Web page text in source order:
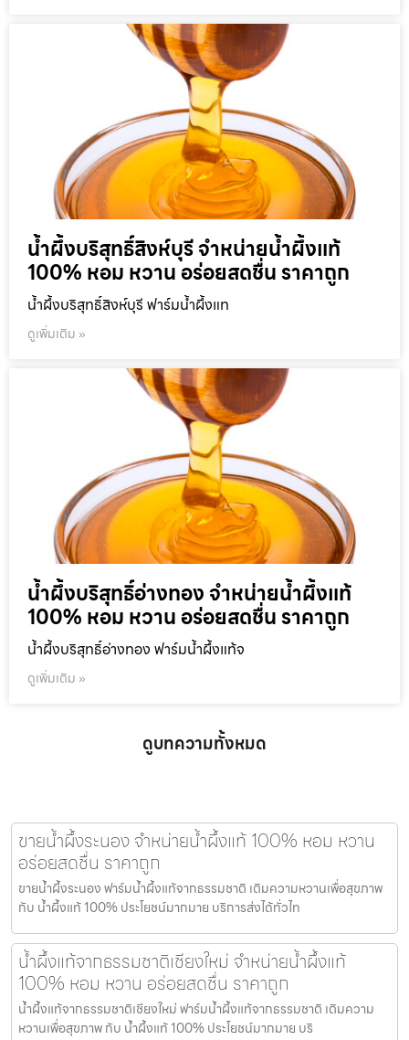
น้ำผึ้งบริสุทธิ์สิงห์บุรี จำหน่ายน้ำผึ้งแท้
100% หอม หวาน อร่อยสดชื่น ราคาถูก
น้ำผึ้งบริสุทธิ์สิงห์บุรี ฟาร์มน้ำผึ้งแท
ดูเพิ่มเติม »
น้ำผึ้งบริสุทธิ์อ่างทอง จำหน่ายน้ำผึ้งแท้
100% หอม หวาน อร่อยสดชื่น ราคาถูก
น้ำผึ้งบริสุทธิ์อ่างทอง ฟาร์มน้ำผึ้งแท้จ
ดูเพิ่มเติม »
ดูบทความทั้งหมด
ขายน้ำผึ้งระนอง จำหน่ายน้ำผึ้งแท้ 100% หอม หวาน
อร่อยสดชื่น ราคาถูก
ขายน้ำผึ้งระนอง ฟาร์มน้ำผึ้งแท้จากธรรมชาติ เติมความหวานเพื่อสุขภาพ
กับ น้ำผึ้งแท้ 100% ประโยชน์มากมาย บริการส่งได้ทั่วไท
น้ำผึ้งแท้จากธรรมชาติเชียงใหม่ จำหน่ายน้ำผึ้งแท้
100% หอม หวาน อร่อยสดชื่น ราคาถูก
น้ำผึ้งแท้จากธรรมชาติเชียงใหม่ ฟาร์มน้ำผึ้งแท้จากธรรมชาติ เติมความ
หวานเพื่อสุขภาพ กับ น้ำผึ้งแท้ 100% ประโยชน์มากมาย บริ